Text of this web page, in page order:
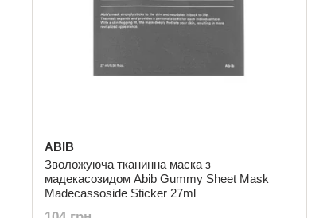
ABIB
Зволожуюча тканинна маска з
мадекасозидом Abib Gummy Sheet Mask
Madecassoside Sticker 27ml